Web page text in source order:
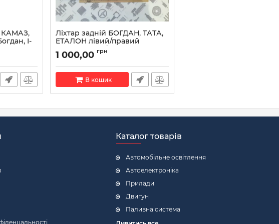
КАМАЗ,
I-
АЕА)
Ліхтар задній БОГДАН, ТАТА,
ЕТАЛОН лівий/правий
280954440101/280954440102
(вир-во Mars-Tech)
Артикул: 280954440101/280954440102
1 000,00 грн
В кошик
Каталог товарів
Автомобільне освітлення
Автоелектроніка
Прилади
Двигун
Паливна система